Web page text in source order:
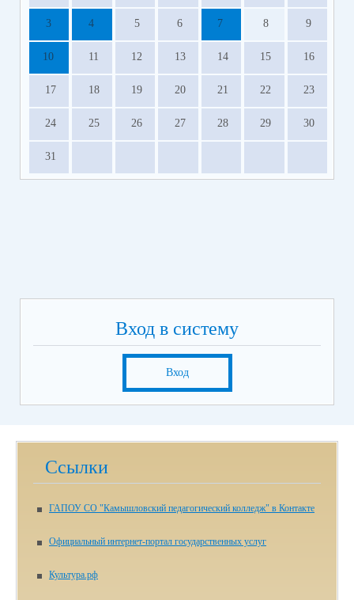
3 4 5 6 7 8 9
10 11 12 13 14 15 16
17 18 19 20 21 22 23
24 25 26 27 28 29 30
31
Вход в систему
Вход
Ссылки
ГАПОУ СО "Камышловский педагогический колледж" в Контакте
Официальный интернет-портал государственных услуг
Культура.рф